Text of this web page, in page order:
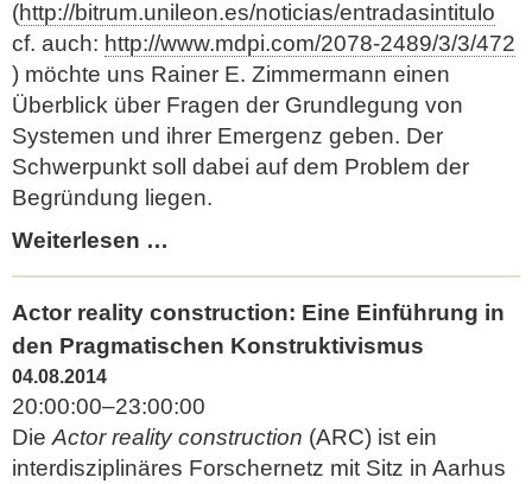
(http://bitrum.unileon.es/noticias/entradasintitulo
cf. auch: http://www.mdpi.com/2078-2489/3/3/472
) möchte uns Rainer E. Zimmermann einen
Überblick über Fragen der Grundlegung von
Systemen und ihrer Emergenz geben. Der
Schwerpunkt soll dabei auf dem Problem der
Begründung liegen.
Weiterlesen …
des
Systemparadigmas
(Rainer
Zimmermann)
Actor reality construction: Eine Einführung in
den Pragmatischen Konstruktivismus
04.08.2014
20:00:00–23:00:00
Die Actor reality construction (ARC) ist ein
interdisziplinäres Forschernetz mit Sitz in Aarhus